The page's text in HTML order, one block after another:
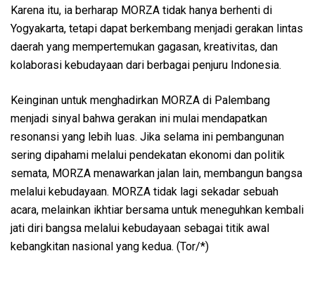
Karena itu, ia berharap MORZA tidak hanya berhenti di
Yogyakarta, tetapi dapat berkembang menjadi gerakan lintas
daerah yang mempertemukan gagasan, kreativitas, dan
kolaborasi kebudayaan dari berbagai penjuru Indonesia.
Keinginan untuk menghadirkan MORZA di Palembang
menjadi sinyal bahwa gerakan ini mulai mendapatkan
resonansi yang lebih luas. Jika selama ini pembangunan
sering dipahami melalui pendekatan ekonomi dan politik
semata, MORZA menawarkan jalan lain, membangun bangsa
melalui kebudayaan. MORZA tidak lagi sekadar sebuah
acara, melainkan ikhtiar bersama untuk meneguhkan kembali
jati diri bangsa melalui kebudayaan sebagai titik awal
kebangkitan nasional yang kedua. (Tor/*)